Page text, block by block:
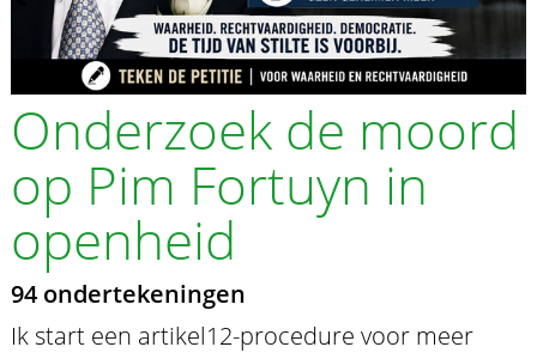
Onderzoek de moord
op Pim Fortuyn in
openheid
94 ondertekeningen
Ik start een artikel12-procedure voor meer